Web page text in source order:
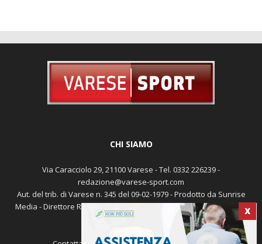
X
CHI SIAMO
Via Caracciolo 29, 21100 Varese - Tel. 0332 226239 -
redazione@varese-sport.com
Aut. del trib. di Varese n. 345 del 09-02-1979 - Prodotto da Sunrise
Media - Direttore Responsabile: Michele Marocco -Cookie policy
Pubblicità